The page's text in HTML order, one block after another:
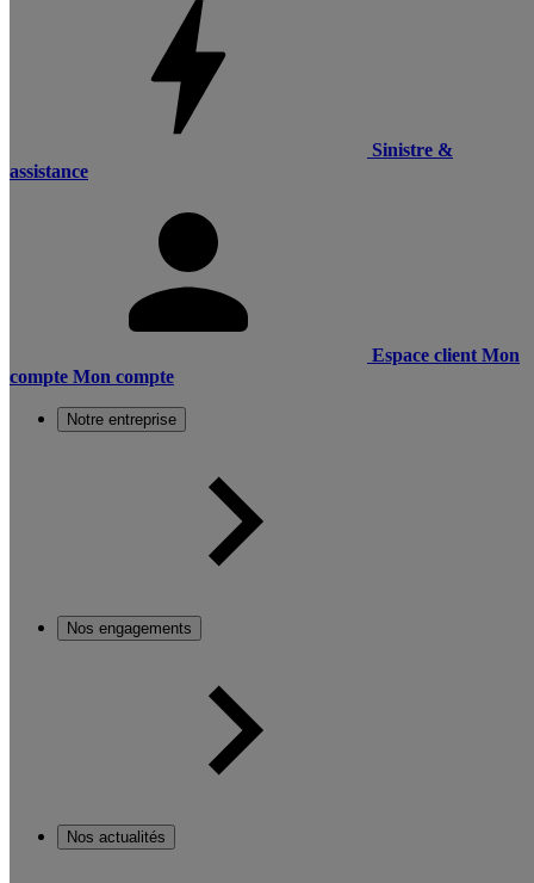
Sinistre &
assistance
Espace client Mon
compte Mon compte
Notre entreprise
Nos engagements
Nos actualités